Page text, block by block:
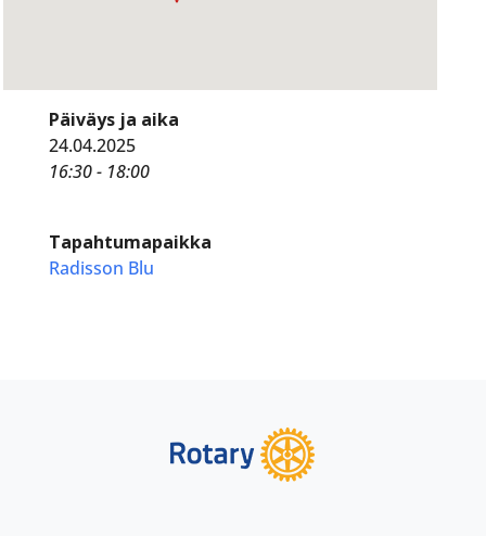
Päiväys ja aika
24.04.2025
16:30 - 18:00
Tapahtumapaikka
Radisson Blu